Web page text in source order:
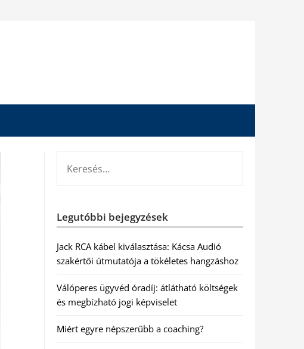
Legutóbbi bejegyzések
Jack RCA kábel kiválasztása: Kácsa Audió
szakértői útmutatója a tökéletes hangzáshoz
Válóperes ügyvéd óradíj: átlátható költségek
és megbízható jogi képviselet
Miért egyre népszerűbb a coaching?